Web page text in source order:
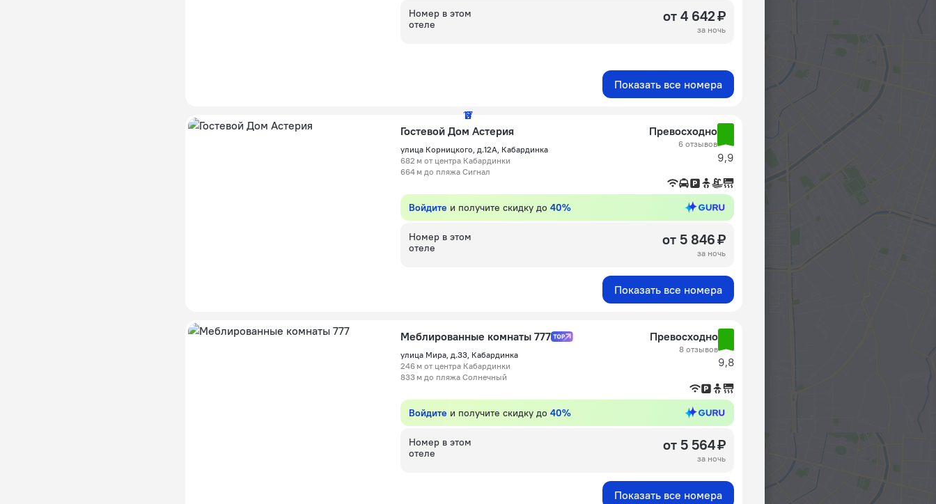
Номер в этом
отеле
от 4 642 ₽
за ночь
Показать все номера
Гостевой Дом Астерия
улица Корницкого, д.12А, Кабардинка
682 м от центра Кабардинки
664 м до пляжа Сигнал
Превосходно
6 отзывов
9,9
Войдите и получите скидку до 40%
Номер в этом
отеле
от 5 846 ₽
за ночь
Показать все номера
Меблированные комнаты 777
улица Мира, д.33, Кабардинка
246 м от центра Кабардинки
833 м до пляжа Солнечный
Превосходно
8 отзывов
9,8
Войдите и получите скидку до 40%
Номер в этом
отеле
от 5 564 ₽
за ночь
Показать все номера
2
3
4
5
17